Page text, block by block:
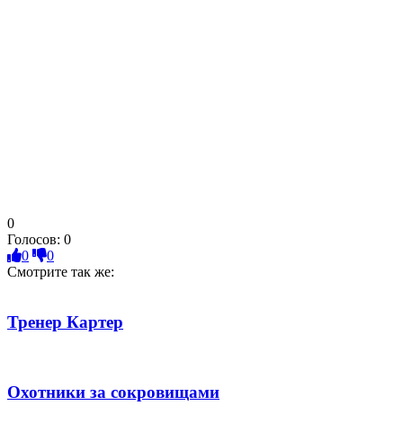
0
Голосов: 0
0
0
Смотрите так же:
Тренер Картер
Охотники за сокровищами